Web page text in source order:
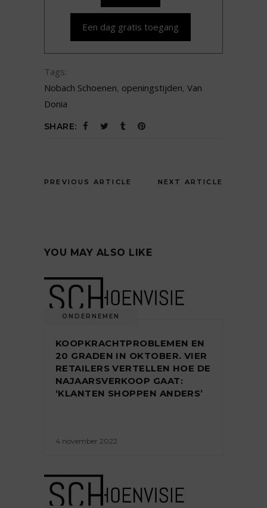
Een dag gratis toegang
Tags:
Nobach Schoenen, openingstijden, Van
Donia
SHARE:
PREVIOUS ARTICLE NEXT ARTICLE
YOU MAY ALSO LIKE
ONDERNEMEN
KOOPKRACHTPROBLEMEN EN
20 GRADEN IN OKTOBER. VIER
RETAILERS VERTELLEN HOE DE
NAJAARSVERKOOP GAAT:
‘KLANTEN SHOPPEN ANDERS’
4 november 2022